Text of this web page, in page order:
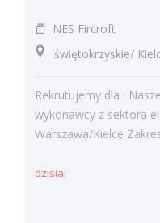
NES Fircroft
świętokrzyskie/
Rekrutujemy dla :
wykonawcy z sektora
Warszawa/Kielce
dzisiaj